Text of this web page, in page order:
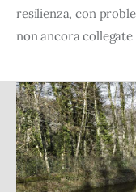
resilienza, con
non ancora